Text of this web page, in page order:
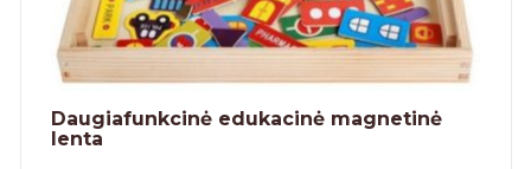
Daugiafunkcinė edukacinė magnetinė
lenta